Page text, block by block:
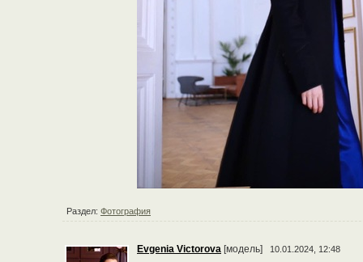
Раздел: Фотография
Evgenia Victorova [модель] 10.01.2024, 12:48